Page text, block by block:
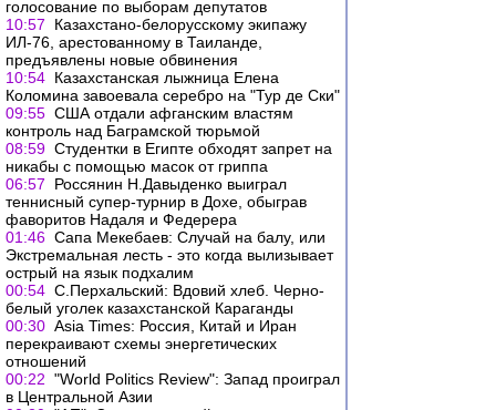
голосование по выборам депутатов
10:57
Казахстано-белорусскому экипажу
ИЛ-76, арестованному в Таиланде,
предъявлены новые обвинения
10:54 Казахстанская лыжница Елена
Коломина завоевала серебро на "Тур де Ски"
09:55 США отдали афганским властям
контроль над Баграмской тюрьмой
08:59 Студентки в Египте обходят запрет на
никабы с помощью масок от гриппа
06:57
Россянин Н.Давыденко выиграл
теннисный супер-турнир в Дохе, обыграв
фаворитов Надаля и Федерера
01:46 Сапа Мекебаев: Случай на балу, или
Экстремальная лесть - это когда вылизывает
острый на язык подхалим
00:54 С.Перхальский: Вдовий хлеб. Черно-
белый уголек казахстанской Караганды
00:30 Asia Times: Россия, Китай и Иран
перекраивают схемы энергетических
отношений
00:22 "World Politics Review": Запад проиграл
в Центральной Азии